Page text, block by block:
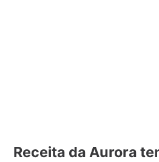
Receita da Aurora